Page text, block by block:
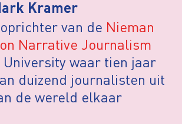
Kramer
van de Nieman
Narrative Journalism
waar tien jaar
duizend journalisten uit
de wereld elkaar